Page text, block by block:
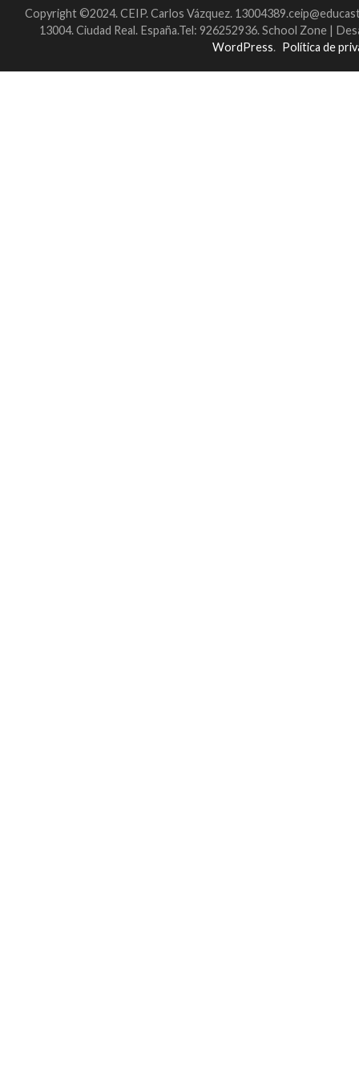
Copyright ©2024. CEIP. Carlos Vázquez.
13004. Ciudad Real. España.Tel: 926252936. School Zone |
WordPress. Política de